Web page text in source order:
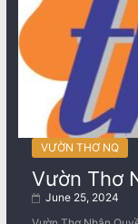
VƯỜN THƠ NQ
Vườn Thơ
June 25, 2024